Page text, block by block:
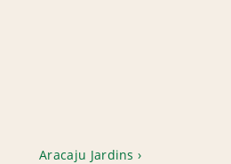
Aracaju Jardins